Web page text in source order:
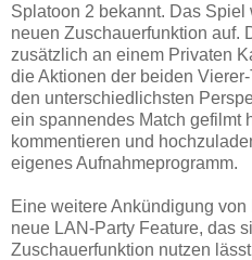
Splatoon 2 bekannt. Das Spiel
neuen Zuschauerfunktion auf.
zusätzlich an einem Privaten
die Aktionen der beiden
den unterschiedlichsten
ein spannendes Match gefilmt
kommentieren und
eigenes Aufnahmeprogramm.
Eine weitere Ankündigung
neue LAN-Party Feature, das
Zuschauerfunktion nutzen